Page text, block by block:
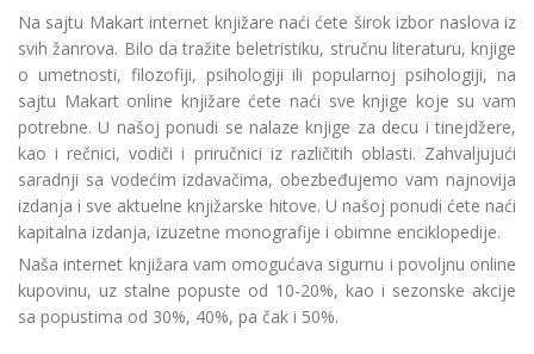
Na sajtu Makart internet knjižare naći ćete širok izbor naslova iz
svih žanrova. Bilo da tražite beletristiku, stručnu literaturu, knjige
o umetnosti, filozofiji, psihologiji ili popularnoj psihologiji, na
sajtu Makart online knjižare ćete naći sve knjige koje su vam
potrebne. U našoj ponudi se nalaze knjige za decu i tinejdžere,
kao i rečnici, vodiči i priručnici iz različitih oblasti. Zahvaljujući
saradnji sa vodećim izdavačima, obezbeđujemo vam najnovija
izdanja i sve aktuelne knjižarske hitove. U našoj ponudi ćete naći
kapitalna izdanja, izuzetne monografije i obimne enciklopedije.
Naša internet knjižara vam omogućava sigurnu i povoljnu online
kupovinu, uz stalne popuste od 10-20%, kao i sezonske akcije
sa popustima od 30%, 40%, pa čak i 50%.